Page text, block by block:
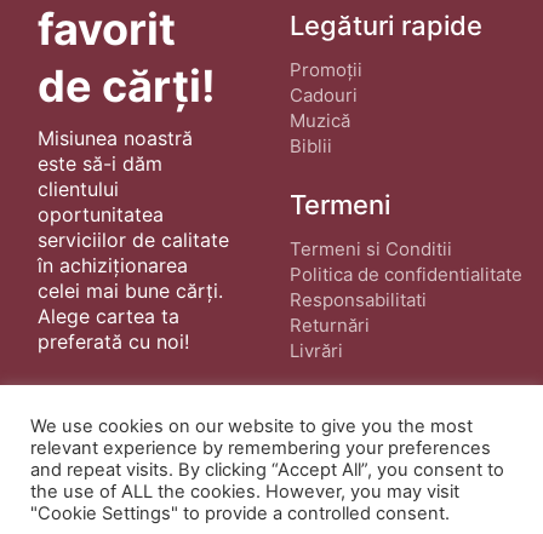
favorit
de cărți!
Misiunea noastră
este să-i dăm
clientului
oportunitatea
serviciilor de calitate
în achiziționarea
celei mai bune cărți.
Alege cartea ta
preferată cu noi!
Legături rapide
Promoții
Cadouri
Muzică
Biblii
Termeni
Termeni si Conditii
Politica de confidentialitate
Responsabilitati
Returnări
Livrări
© Copyright 2022 ·Cărți Creștine| Creat de
We use cookies on our website to give you the most
relevant experience by remembering your preferences
and repeat visits. By clicking “Accept All”, you consent to
the use of ALL the cookies. However, you may visit
"Cookie Settings" to provide a controlled consent.